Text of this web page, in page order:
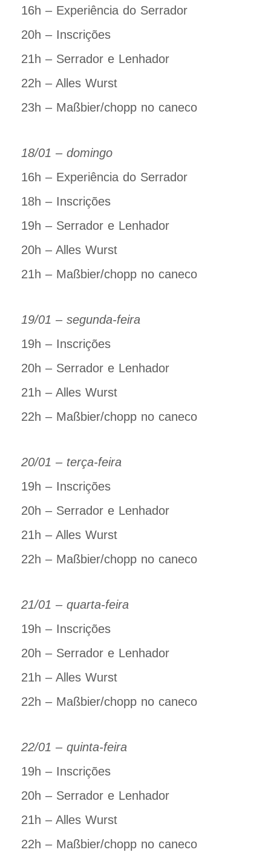
16h – Experiência do Serrador
20h – Inscrições
21h – Serrador e Lenhador
22h – Alles Wurst
23h – Maßbier/chopp no caneco
18/01 – domingo
16h – Experiência do Serrador
18h – Inscrições
19h – Serrador e Lenhador
20h – Alles Wurst
21h – Maßbier/chopp no caneco
19/01 – segunda-feira
19h – Inscrições
20h – Serrador e Lenhador
21h – Alles Wurst
22h – Maßbier/chopp no caneco
20/01 – terça-feira
19h – Inscrições
20h – Serrador e Lenhador
21h – Alles Wurst
22h – Maßbier/chopp no caneco
21/01 – quarta-feira
19h – Inscrições
20h – Serrador e Lenhador
21h – Alles Wurst
22h – Maßbier/chopp no caneco
22/01 – quinta-feira
19h – Inscrições
20h – Serrador e Lenhador
21h – Alles Wurst
22h – Maßbier/chopp no caneco